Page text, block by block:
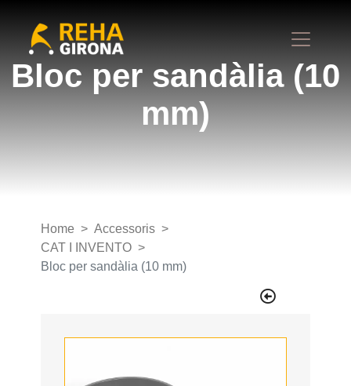
Bloc per sandàlia (10
mm)
Home
Accessoris
CAT I INVENTO
Bloc per sandàlia (10 mm)